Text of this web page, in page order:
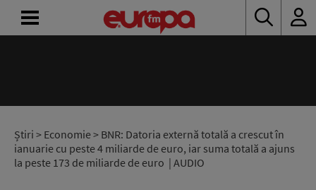
Știri > Economie> BNR: Datoria externă totală a crescut în
ianuarie cu peste 4 miliarde de euro, iar suma totală a ajuns
la peste 173 de miliarde de euro | AUDIO
RADIO
CONCURSURI